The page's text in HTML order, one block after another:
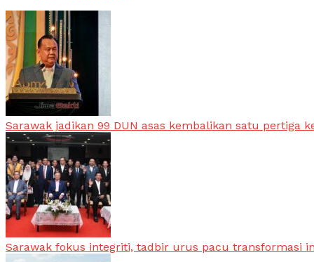
Sarawak jadikan 99 DUN asas kembalikan satu pertiga
Sarawak fokus integriti, tadbir urus pacu transformasi